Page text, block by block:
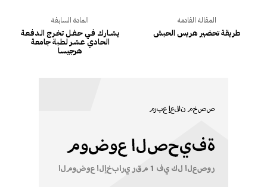
المادة السابقة
يـشــارك فـي حـفــل تـخـرج الـدفـعـة
الحادي عـشـر لطبة جامعة
هرجيسا
المقالة القادمة
طريقة تحضير هريس الحبش